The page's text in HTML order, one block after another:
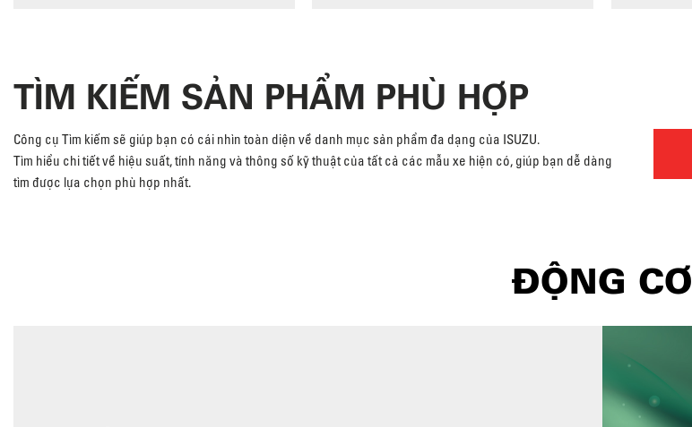
TÌM KIẾM SẢN PHẨM PHÙ HỢP
Công cụ Tìm kiếm sẽ giúp bạn có cái nhìn toàn diện về danh mục sản phẩm đa dạng của ISUZU.
Tìm hiểu chi tiết về hiệu suất, tính năng và thông số kỹ thuật của tất cả các mẫu xe hiện có, giúp bạn dễ dàng
tìm được lựa chọn phù hợp nhất.
ĐỘNG CƠ